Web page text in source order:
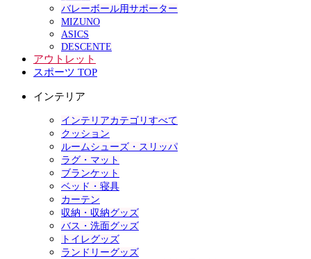
バレーボール用サポーター
MIZUNO
ASICS
DESCENTE
アウトレット
スポーツ TOP
インテリア
インテリアカテゴリすべて
クッション
ルームシューズ・スリッパ
ラグ・マット
ブランケット
ベッド・寝具
カーテン
収納・収納グッズ
バス・洗面グッズ
トイレグッズ
ランドリーグッズ